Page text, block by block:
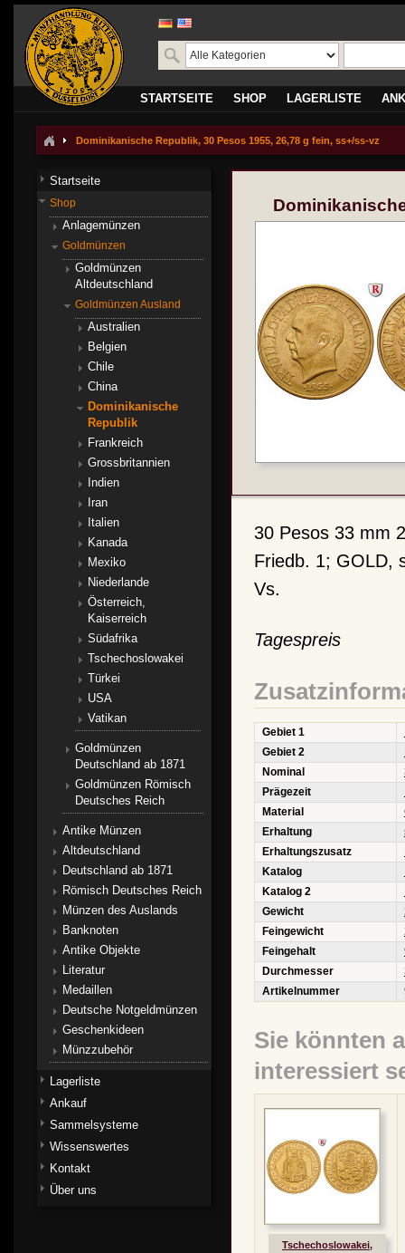
STARTSEITE SHOP LAGERLISTE
Dominikanische Republik, 30 Pesos 1955, 26,78 g fein, ss+/ss-vz
30 Pesos 33 mm
Friedb. 1; GOLD,
Vs.
Tagespreis
Gebiet 1
Gebiet 2
Nominal
Prägezeit
Material
Erhaltung
Erhaltungszusatz
Katalog
Katalog 2
Gewicht
Feingewicht
Feingehalt
Durchmesser
Artikelnummer
Sie könnten
interessiert
Tschechoslowakei,
Startseite
Shop
Anlagemünzen
Goldmünzen
Goldmünzen
Altdeutschland
Goldmünzen Ausland
Australien
Belgien
Chile
China
Dominikanische
Republik
Frankreich
Grossbritannien
Indien
Iran
Italien
Kanada
Mexiko
Niederlande
Österreich,
Kaiserreich
Südafrika
Tschechoslowakei
Türkei
USA
Vatikan
Goldmünzen
Deutschland ab 1871
Goldmünzen Römisch
Deutsches Reich
Antike Münzen
Altdeutschland
Deutschland ab 1871
Römisch Deutsches Reich
Münzen des Auslands
Banknoten
Antike Objekte
Literatur
Medaillen
Deutsche Notgeldmünzen
Geschenkideen
Münzzubehör
Lagerliste
Ankauf
Sammelsysteme
Wissenswertes
Kontakt
Über uns